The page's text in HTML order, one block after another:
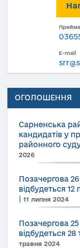
E-mail
ОГОЛОШЕННЯ
Сарненська
кандидатів у
районного
2026
Позачергова
відбудеться
11 липня 2024
Позачергова
відбудеться 28
травня 2024